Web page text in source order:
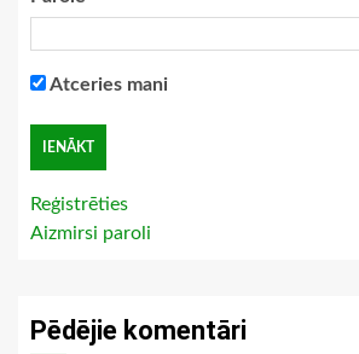
Atceries mani
Reģistrēties
Aizmirsi paroli
Pēdējie komentāri